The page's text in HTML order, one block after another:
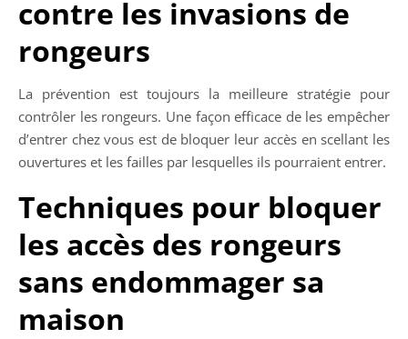
contre les invasions de
rongeurs
La prévention est toujours la meilleure stratégie pour
contrôler les rongeurs. Une façon efficace de les empêcher
d’entrer chez vous est de bloquer leur accès en scellant les
ouvertures et les failles par lesquelles ils pourraient entrer.
Techniques pour bloquer
les accès des rongeurs
sans endommager sa
maison